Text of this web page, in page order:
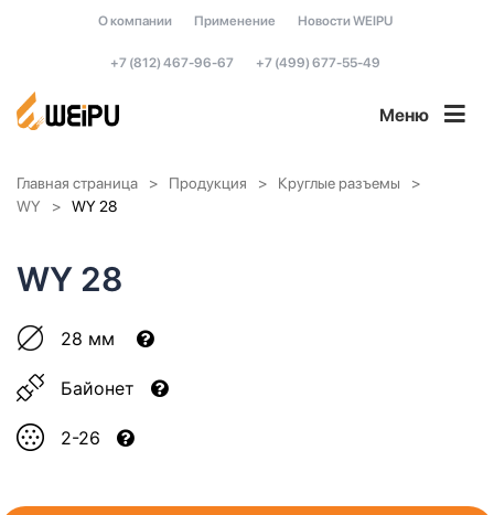
О компании Применение Новости WEIPU
+7 (812) 467-96-67 +7 (499) 677-55-49
Меню
Главная страница Продукция
Круглые разъемы
WY
WY 28
WY 28
28 мм
Байонет
2-26